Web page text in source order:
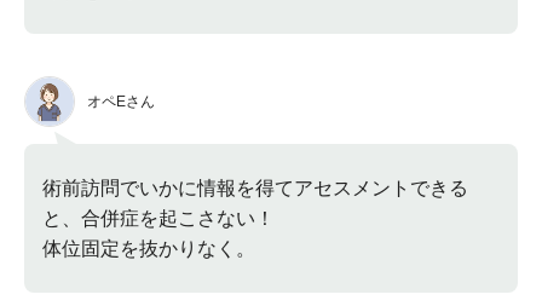
オペEさん
術前訪問でいかに情報を得てアセスメントできる
と、合併症を起こさない！
体位固定を抜かりなく。